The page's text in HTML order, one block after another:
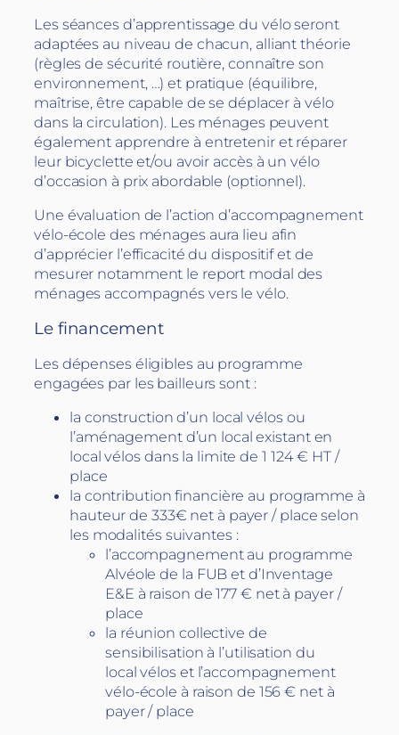
Les séances d’apprentissage du vélo seront
adaptées au niveau de chacun, alliant théorie
(règles de sécurité routière, connaître son
environnement, …) et pratique (équilibre,
maîtrise, être capable de se déplacer à vélo
dans la circulation). Les ménages peuvent
également apprendre à entretenir et réparer
leur bicyclette et/ou avoir accès à un vélo
d’occasion à prix abordable (optionnel).
Une évaluation de l’action d’accompagnement
vélo-école des ménages aura lieu afin
d’apprécier l’efficacité du dispositif et de
mesurer notamment le report modal des
ménages accompagnés vers le vélo.
Le financement
Les dépenses éligibles au programme
engagées par les bailleurs sont :
la construction d’un local vélos ou
l’aménagement d’un local existant en
local vélos dans la limite de 1 124 € HT /
place
la contribution financière au programme à
hauteur de 333€ net à payer / place selon
les modalités suivantes :
​l’accompagnement au programme
Alvéole de la FUB et d’Inventage
E&E à raison de 177 € net à payer /
place
la réunion collective de
sensibilisation à l’utilisation du
local vélos et l’accompagnement
vélo-école à raison de 156 € net à
payer / place